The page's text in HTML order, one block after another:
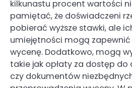
kilkunastu procent wartości
pamiętać, że doświadczeni
pobierać wyższe stawki, ale
umiejętności mogą zapewnić
wycenę. Dodatkowo, mogą
takie jak opłaty za dostęp
czy dokumentów